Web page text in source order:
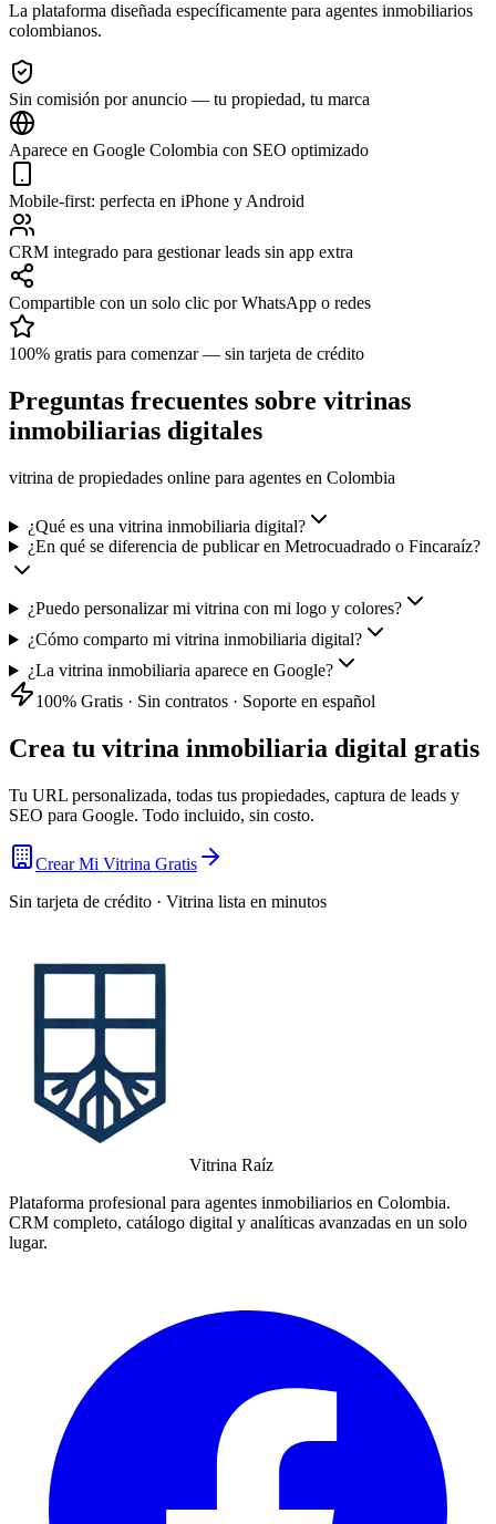
La plataforma diseñada específicamente para agentes inmobiliarios
colombianos.
Sin comisión por anuncio — tu propiedad, tu marca
Aparece en Google Colombia con SEO optimizado
Mobile-first: perfecta en iPhone y Android
CRM integrado para gestionar leads sin app extra
Compartible con un solo clic por WhatsApp o redes
100% gratis para comenzar — sin tarjeta de crédito
Preguntas frecuentes sobre vitrinas
inmobiliarias digitales
vitrina de propiedades online para agentes en Colombia
¿Qué es una vitrina inmobiliaria digital?
¿En qué se diferencia de publicar en Metrocuadrado o Fincaraíz?
¿Puedo personalizar mi vitrina con mi logo y colores?
¿Cómo comparto mi vitrina inmobiliaria digital?
¿La vitrina inmobiliaria aparece en Google?
100% Gratis · Sin contratos · Soporte en español
Crea tu vitrina inmobiliaria digital gratis
Tu URL personalizada, todas tus propiedades, captura de leads y
SEO para Google. Todo incluido, sin costo.
Crear Mi Vitrina Gratis
Sin tarjeta de crédito · Vitrina lista en minutos
Vitrina Raíz
Plataforma profesional para agentes inmobiliarios en Colombia.
CRM completo, catálogo digital y analíticas avanzadas en un solo
lugar.